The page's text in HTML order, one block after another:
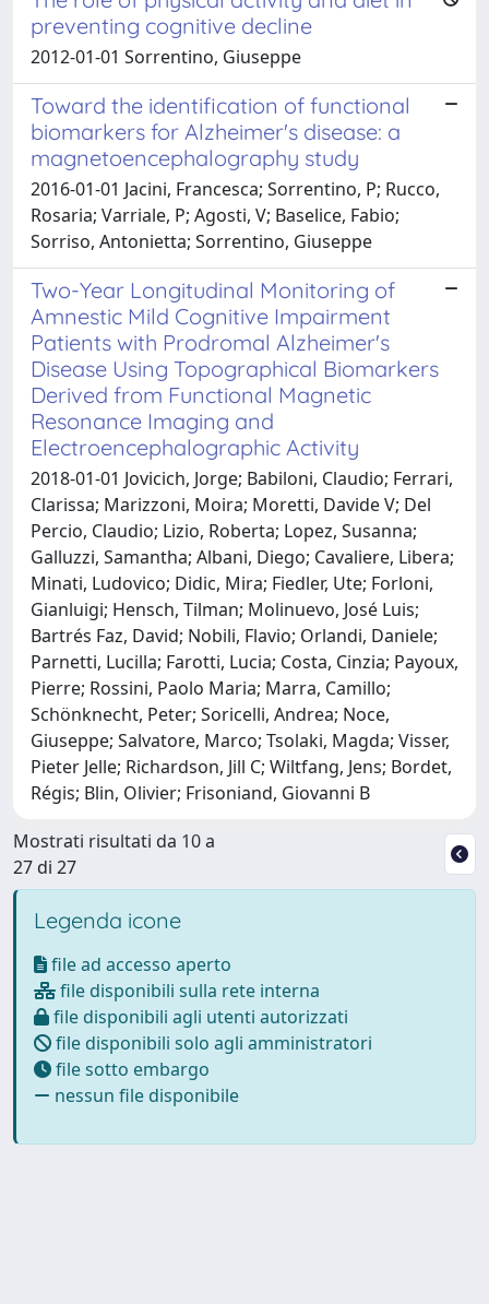
preventing cognitive decline
2012-01-01 Sorrentino, Giuseppe
Toward the identification of functional
biomarkers for Alzheimer's disease: a
magnetoencephalography study
2016-01-01 Jacini, Francesca; Sorrentino, P; Rucco,
Rosaria; Varriale, P; Agosti, V; Baselice, Fabio;
Sorriso, Antonietta; Sorrentino, Giuseppe
Two-Year Longitudinal Monitoring of
Amnestic Mild Cognitive Impairment
Patients with Prodromal Alzheimer's
Disease Using Topographical Biomarkers
Derived from Functional Magnetic
Resonance Imaging and
Electroencephalographic Activity
2018-01-01 Jovicich, Jorge; Babiloni, Claudio; Ferrari,
Clarissa; Marizzoni, Moira; Moretti, Davide V; Del
Percio, Claudio; Lizio, Roberta; Lopez, Susanna;
Galluzzi, Samantha; Albani, Diego; Cavaliere, Libera;
Minati, Ludovico; Didic, Mira; Fiedler, Ute; Forloni,
Gianluigi; Hensch, Tilman; Molinuevo, José Luis;
Bartrés Faz, David; Nobili, Flavio; Orlandi, Daniele;
Parnetti, Lucilla; Farotti, Lucia; Costa, Cinzia; Payoux,
Pierre; Rossini, Paolo Maria; Marra, Camillo;
Schönknecht, Peter; Soricelli, Andrea; Noce,
Giuseppe; Salvatore, Marco; Tsolaki, Magda; Visser,
Pieter Jelle; Richardson, Jill C; Wiltfang, Jens; Bordet,
Régis; Blin, Olivier; Frisoniand, Giovanni B
Mostrati risultati da 10 a
27 di 27
Legenda icone
file ad accesso aperto
file disponibili sulla rete interna
file disponibili agli utenti autorizzati
file disponibili solo agli amministratori
file sotto embargo
nessun file disponibile